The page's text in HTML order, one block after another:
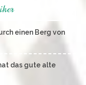
einen Berg von
das gute alte